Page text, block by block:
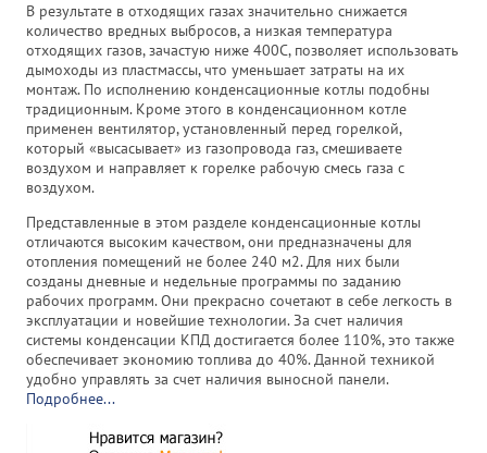
В результате в отходящих газах значительно снижается
количество вредных выбросов, а низкая температура
отходящих газов, зачастую ниже 400С, позволяет использовать
дымоходы из пластмассы, что уменьшает затраты на их
монтаж. По исполнению конденсационные котлы подобны
традиционным. Кроме этого в конденсационном котле
применен вентилятор, установленный перед горелкой,
который «высасывает» из газопровода газ, смешиваете
воздухом и направляет к горелке рабочую смесь газа с
воздухом.
Представленные в этом разделе конденсационные котлы
отличаются высоким качеством, они предназначены для
отопления помещений не более 240 м2. Для них были
созданы дневные и недельные программы по заданию
рабочих программ. Они прекрасно сочетают в себе легкость в
эксплуатации и новейшие технологии. За счет наличия
системы конденсации КПД достигается более 110%, это также
обеспечивает экономию топлива до 40%. Данной техникой
удобно управлять за счет наличия выносной панели.
Подробнее...